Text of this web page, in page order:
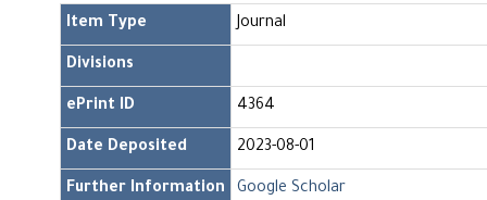
Item Type Journal
Divisions
ePrint ID 4364
Date Deposited 2023-08-01
Further Information Google Scholar